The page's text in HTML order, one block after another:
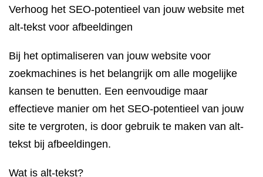
Verhoog het SEO-potentieel van jouw website met
alt-tekst voor afbeeldingen
Bij het optimaliseren van jouw website voor
zoekmachines is het belangrijk om alle mogelijke
kansen te benutten. Een eenvoudige maar
effectieve manier om het SEO-potentieel van jouw
site te vergroten, is door gebruik te maken van alt-
tekst bij afbeeldingen.
Wat is alt-tekst?